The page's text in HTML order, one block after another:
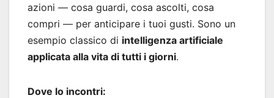
azioni — cosa guardi, cosa ascolti, cosa
compri — per anticipare i tuoi gusti. Sono un
esempio classico di intelligenza artificiale
applicata alla vita di tutti i giorni.
Dove lo incontri: